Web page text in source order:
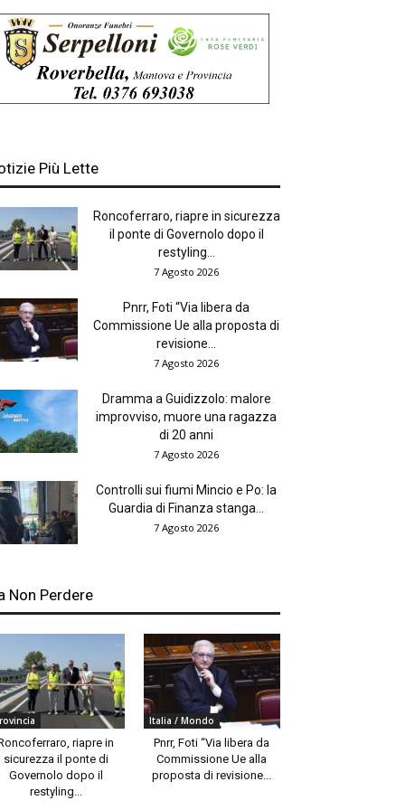
Più Lette
Roncoferraro, riapre in sicurezza
il ponte di Governolo dopo il
restyling...
7 Agosto 2026
Pnrr, Foti “Via libera da
Commissione Ue alla proposta di
revisione...
7 Agosto 2026
Dramma a Guidizzolo: malore
improvviso, muore una ragazza
di 20 anni
7 Agosto 2026
Controlli sui fiumi Mincio e Po: la
Guardia di Finanza stanga...
7 Agosto 2026
Non Perdere
riapre in
sicurezza il ponte di
Governolo dopo il
restyling...
Italia / Mondo
Pnrr, Foti “Via libera da
Commissione Ue alla
proposta di revisione...